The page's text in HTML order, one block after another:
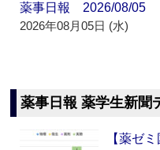
薬事日報 2026/08/05
2026年08月05日 (水)
薬事日報 薬学生新聞
【薬ゼ